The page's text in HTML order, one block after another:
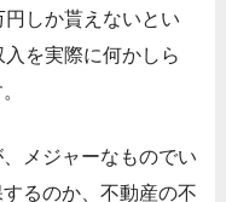
しか貰えないとい
を実際に何かしら
メジャーなものでい
るのか、不動産の不